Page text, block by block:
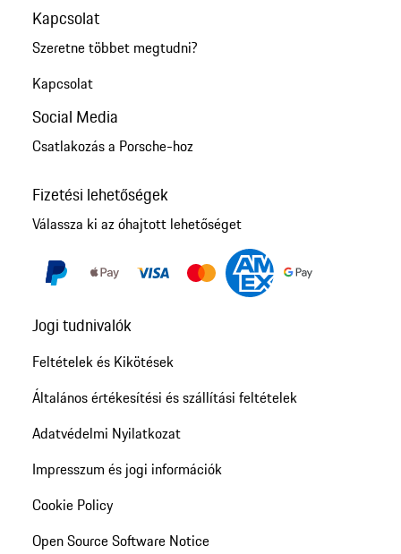
Kapcsolat
Szeretne többet megtudni?
Kapcsolat
Social Media
Csatlakozás a Porsche-hoz
Fizetési lehetőségek
Válassza ki az óhajtott lehetőséget
Jogi tudnivalók
Feltételek és Kikötések
Általános értékesítési és szállítási feltételek
Adatvédelmi Nyilatkozat
Impresszum és jogi információk
Cookie Policy
Open Source Software Notice